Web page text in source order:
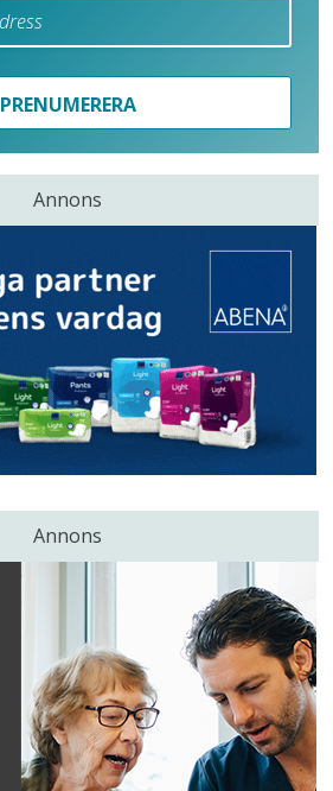
PRENUMERERA
Annons
Annons